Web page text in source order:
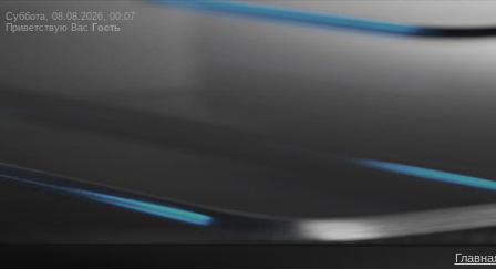
Суббота, 08.08.2026, 00:07
Приветствую Вас Гость